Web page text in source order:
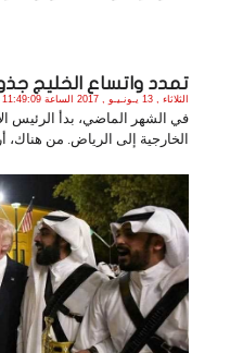
تمدد واتساع الخليج جذور
الثلاثاء , 13 يـونـيـو , 2017 الساعة 11:49:09 PM
في الشهر الماضي، بدأ الرئيس
الخارجية إلى الرياض. من هناك،